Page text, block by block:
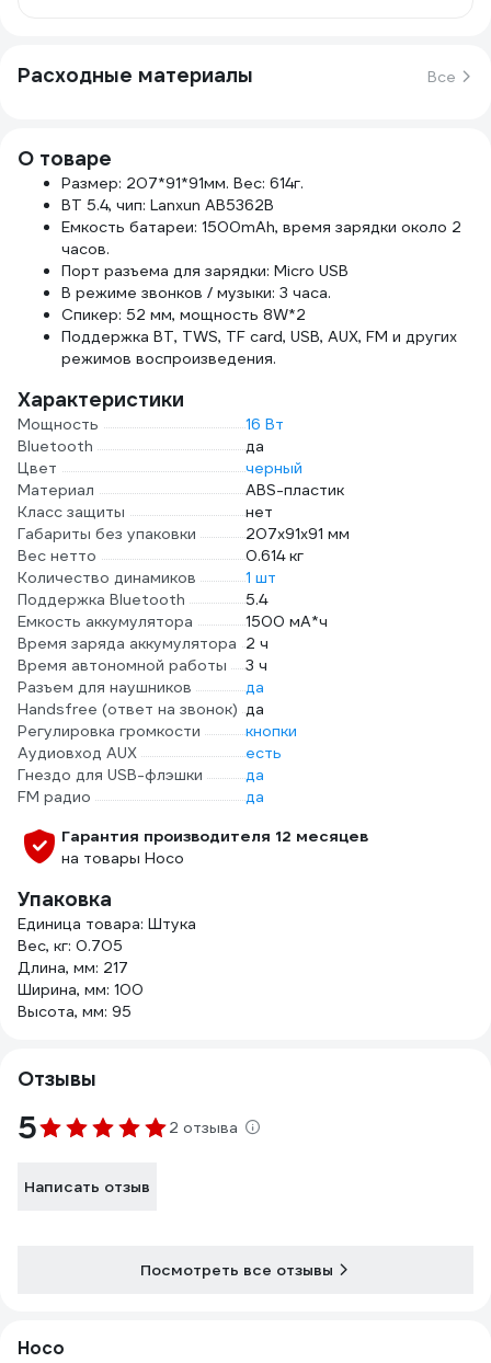
Расходные материалы Все
О товаре
Размер: 207*91*91мм. Вес: 614г.
BT 5.4, чип: Lanxun AB5362B
Емкость батареи: 1500mAh, время зарядки около 2
часов.
Порт разъема для зарядки: Micro USB
В режиме звонков / музыки: 3 часа.
Спикер: 52 мм, мощность 8W*2
Поддержка BT, TWS, TF card, USB, AUX, FM и других
режимов воспроизведения.
Характеристики
Мощность
16 Вт
Bluetooth
да
Цвет
черный
Материал
ABS-пластик
Класс защиты
нет
Габариты без упаковки
207x91x91 мм
Вес нетто
0.614 кг
Количество динамиков
1 шт
Поддержка Bluetooth
5.4
Емкость аккумулятора
1500 мА*ч
Время заряда аккумулятора 2 ч
Время автономной работы
3 ч
Разъем для наушников
да
Handsfree (ответ на звонок) да
Регулировка громкости
кнопки
Аудиовход AUX
есть
Гнездо для USB-флэшки
да
FM радио
да
Гарантия производителя 12 месяцев
на товары Hoco
Упаковка
Единица товара: Штука
Вес, кг: 0.705
Длина, мм: 217
Ширина, мм: 100
Высота, мм: 95
Отзывы
5 2 отзыва
Написать отзыв
Посмотреть все отзывы
Hoco